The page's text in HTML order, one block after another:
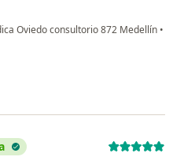
Oviedo consultorio 872 Medellín •